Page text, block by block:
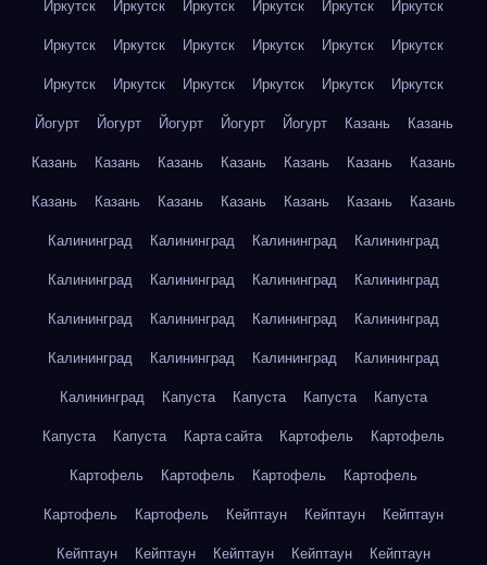
Иркутск
Иркутск Иркутск Иркутск Иркутск
Иркутск
Иркутск
Иркутск Иркутск Иркутск Иркутск
Иркутск
Иркутск
Иркутск Иркутск Иркутск Иркутск
Иркутск
Йогурт
Йогурт Йогурт Йогурт Йогурт Казань
Казань
Казань
Казань Казань Казань Казань Казань
Казань
Казань
Казань Казань Казань Казань Казань
Казань
Калининград
Калининград Калининград
Калининград
Калининград
Калининград Калининград
Калининград
Калининград
Калининград Калининград
Калининград
Калининград
Калининград Калининград
Калининград
Калининград
Капуста Капуста Капуста
Капуста
Капуста
Капуста Карта сайта Картофель
Картофель
Картофель
Картофель Картофель
Картофель
Картофель
Картофель Кейптаун Кейптаун
Кейптаун
Кейптаун
Кейптаун Кейптаун Кейптаун
Кейптаун